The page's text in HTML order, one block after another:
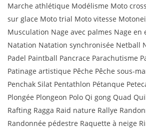
Marche athlétique Modélisme Moto
sur glace Moto trial Moto vitesse
Musculation Nage avec palmes Nage en
Natation Natation synchronisée Netball
Padel Paintball Pancrace Parachutisme
Patinage artistique Pêche Pêche sous-
Penchak Silat Pentathlon Pétanque
Plongée Plongeon Polo Qi gong Quad
Rafting Ragga Raid nature Rallye
Randonnée pédestre Raquette à neige